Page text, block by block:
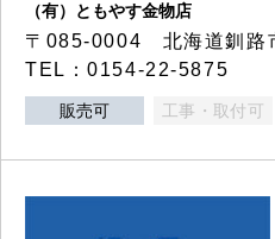
（有）ともやす金物店
〒085-0004 北海道釧路
TEL：0154-22-5875
販売可 工事・取付可